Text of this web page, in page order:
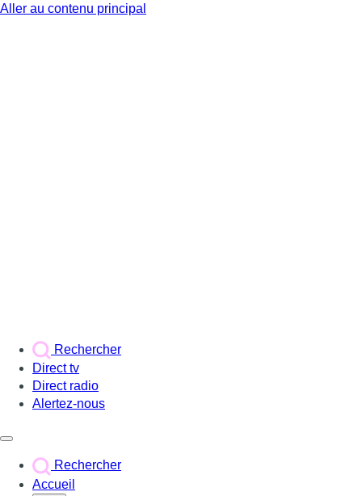
Aller au contenu principal
Rechercher
Direct tv
Direct radio
Alertez-nous
Rechercher
Accueil